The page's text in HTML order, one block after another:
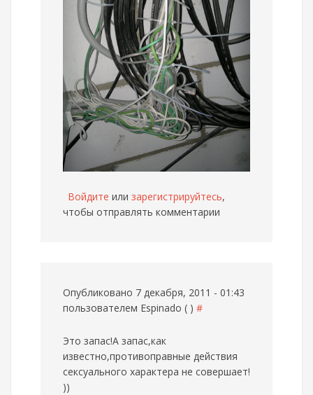
Войдите или зарегистрируйтесь,
чтобы отправлять комментарии
Опубликовано 7 декабря, 2011 - 01:43
пользователем Espinado ( ) #
Это запас!А запас,как
известно,противоправные действия
сексуального характера не совершает!
))